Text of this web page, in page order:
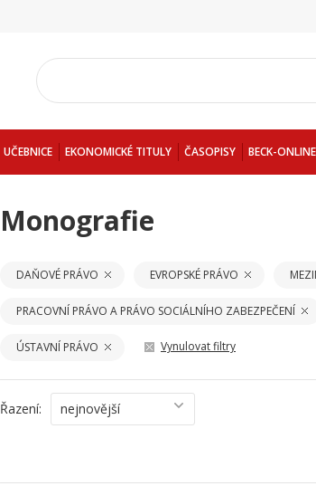
UČEBNICE EKONOMICKÉ TITULY ČASOPISY BECK-ONLINE
Monografie
DAŇOVÉ PRÁVO EVROPSKÉ PRÁVO
PRACOVNÍ PRÁVO A PRÁVO SOCIÁLNÍHO ZABEZPEČENÍ
ÚSTAVNÍ PRÁVO Vynulovat filtry
Řazení: nejnovější